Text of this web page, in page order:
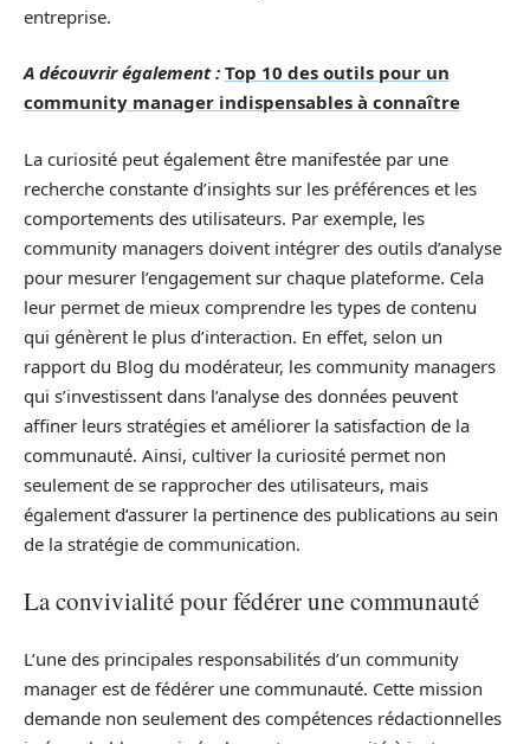
entreprise.
A découvrir également : Top 10 des outils pour un
community manager indispensables à connaître
La curiosité peut également être manifestée par une
recherche constante d’insights sur les préférences et les
comportements des utilisateurs. Par exemple, les
community managers doivent intégrer des outils d’analyse
pour mesurer l’engagement sur chaque plateforme. Cela
leur permet de mieux comprendre les types de contenu
qui génèrent le plus d’interaction. En effet, selon un
rapport du Blog du modérateur, les community managers
qui s’investissent dans l’analyse des données peuvent
affiner leurs stratégies et améliorer la satisfaction de la
communauté. Ainsi, cultiver la curiosité permet non
seulement de se rapprocher des utilisateurs, mais
également d’assurer la pertinence des publications au sein
de la stratégie de communication.
La convivialité pour fédérer une communauté
L’une des principales responsabilités d’un community
manager est de fédérer une communauté. Cette mission
demande non seulement des compétences rédactionnelles